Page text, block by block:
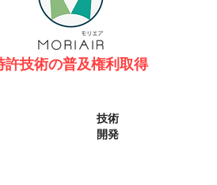
許技術の普及権利取得
技術
開発